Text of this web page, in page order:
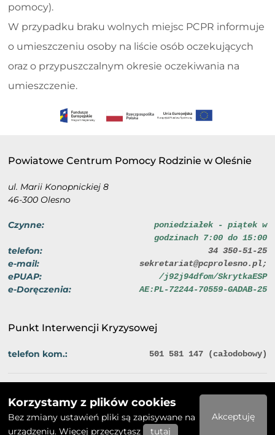
pomocy).
W przypadku braku wolnych miejsc PCPR informuje
o umieszczeniu osoby na liście osób oczekujących
oraz o przypuszczalnym okresie oczekiwania na
umieszczenie.
Powiatowe Centrum Pomocy Rodzinie w Oleśnie
ul. Marii Konopnickiej 8
46-300 Olesno
Czynne:
poniedziałek - piątek w
godzinach 7:00 do 15:00
telefon: 34 350-51-25
e-mail: sekretariat@pcprolesno.pl;
ePUAP: /j92j94dfom/SkrytkaESP
e-Doręczenia: AE:PL-72244-70559-GADAB-25
Punkt Interwencji Kryzysowej
telefon kom.: 501 581 147 (całodobowy)
2026 © Powiatowe Centrum Pomocy Rodzinie w Oleśnie
Korzystamy z plików cookies
Bez zmiany ustawień pliki są zapisywane na
urządzeniu. Więcej przeczytasz
tutaj
Akceptuję